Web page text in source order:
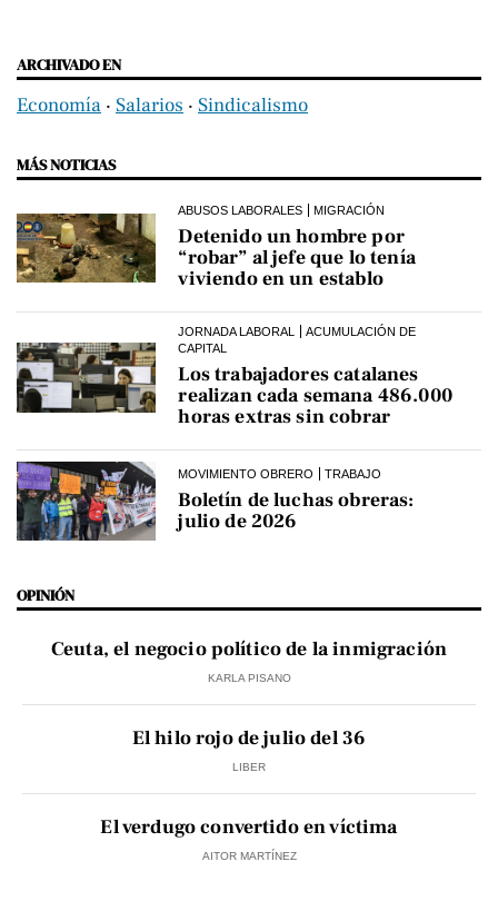
ARCHIVADO EN
Economía ‧ Salarios ‧ Sindicalismo
MÁS NOTICIAS
ABUSOS LABORALES MIGRACIÓN
Detenido un hombre por
“robar” al jefe que lo tenía
viviendo en un establo
JORNADA LABORAL
ACUMULACIÓN DE
CAPITAL
Los trabajadores catalanes
realizan cada semana 486.000
horas extras sin cobrar
MOVIMIENTO OBRERO TRABAJO
Boletín de luchas obreras:
julio de 2026
OPINIÓN
Ceuta, el negocio político de la inmigración
KARLA PISANO
El hilo rojo de julio del 36
LIBER
El verdugo convertido en víctima
AITOR MARTÍNEZ